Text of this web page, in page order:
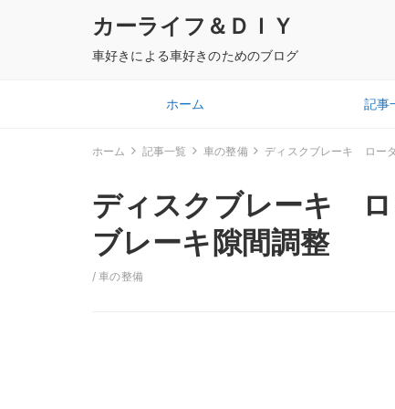
カーライフ＆ＤＩＹ
車好きによる車好きのためのブログ
ホーム 記事
ホーム 記事一覧 車の整備 ディスクブレーキ ロー
ディスクブレーキ
ブレーキ隙間調整
/車の整備